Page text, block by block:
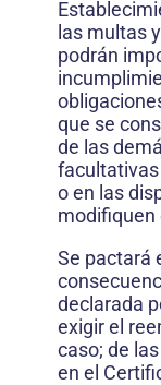
las multas
podrán
que se
de las
o en las
modifiquen
Se pactará
declarada
exigir el
caso; de
en el